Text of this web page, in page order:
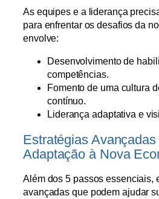
As equipes e a liderança
para enfrentar os desafios da
envolve:
Desenvolvimento de
competências.
Fomento de uma cultura
contínuo.
Liderança adaptativa e
Estratégias Avançadas
Adaptação à Nova
Além dos 5 passos essenciais,
avançadas que podem ajudar